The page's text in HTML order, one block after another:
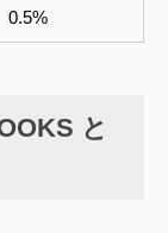
0.5%
と